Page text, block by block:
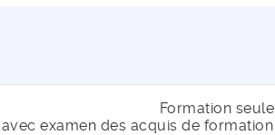
Formation seule
examen des acquis de formation